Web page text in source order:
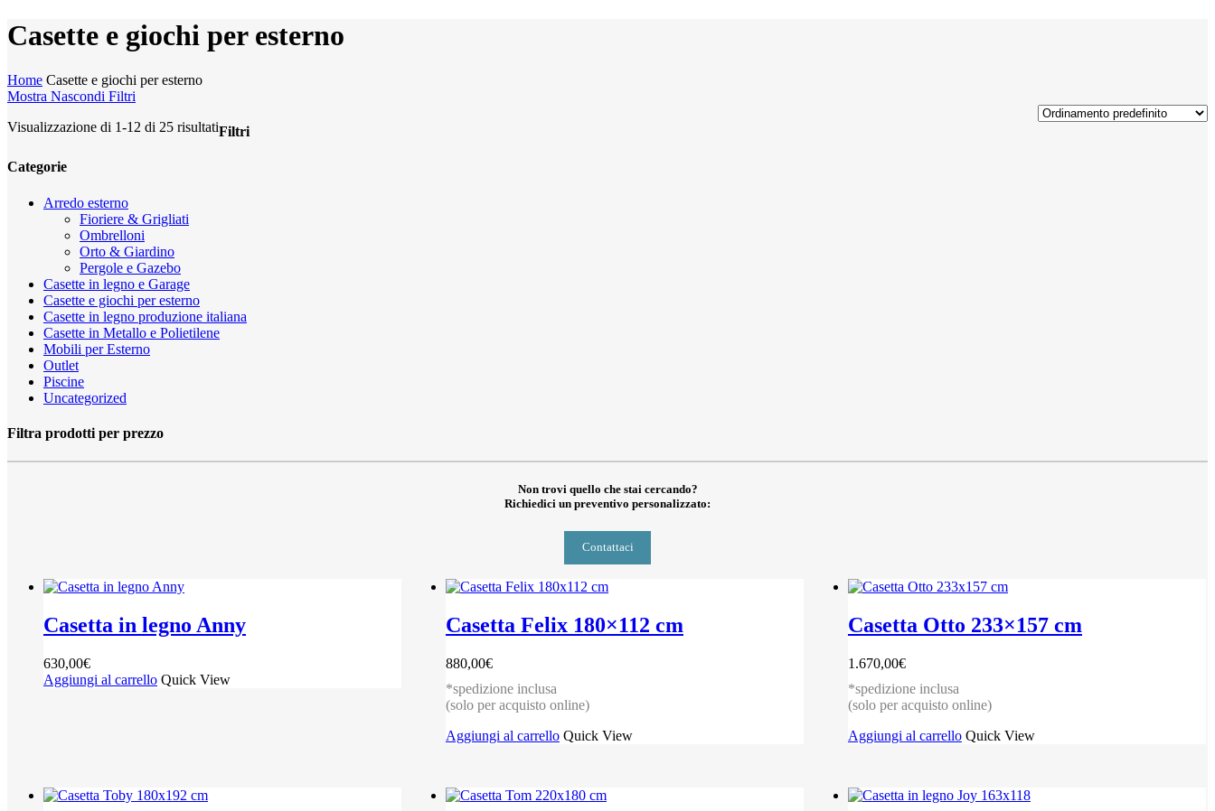
Casette e giochi per esterno
Home Casette e giochi per esterno
Mostra Nascondi Filtri
Visualizzazione di 1-12 di 25 risultatiFiltri
Chiudi
filtri
Categorie
Arredo esterno
Fioriere & Grigliati
Ombrelloni
Orto & Giardino
Pergole e Gazebo
Casette in legno e Garage
Casette e giochi per esterno
Casette in legno produzione italiana
Casette in Metallo e Polietilene
Mobili per Esterno
Outlet
Piscine
Uncategorized
Filtra prodotti per prezzo
Non trovi quello che stai cercando?
Richiedici un preventivo personalizzato:
Contattaci
Casetta in legno Anny
630,00€
Aggiungi al carrello Quick View
Casetta Felix 180×112 cm
880,00€
*spedizione inclusa
(solo per acquisto online)
Aggiungi al carrello Quick View
Casetta Otto 233×157 cm
1.670,00€
*spedizione inclusa
(solo per acquisto online)
Aggiungi al carrello Quick View